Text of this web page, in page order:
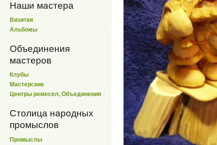
Наши мастера
Визитки
Альбомы
Объединения
мастеров
Клубы
Мастерские
Центры ремесел, Объединения
Столица народных
промыслов
Промыслы